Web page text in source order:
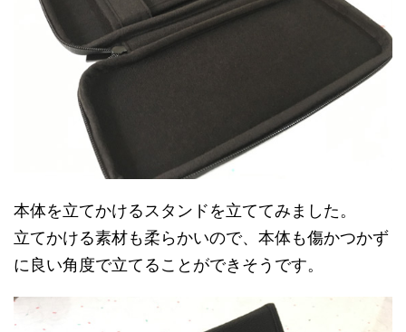
本体を立てかけるスタンドを立ててみました。
立てかける素材も柔らかいので、本体も傷かつかず
に良い角度で立てることができそうです。